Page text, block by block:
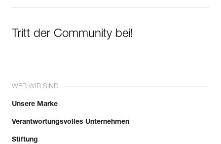
Tritt der Community bei!
WER WIR SIND
Unsere Marke
Verantwortungsvolles Unternehmen
Stiftung